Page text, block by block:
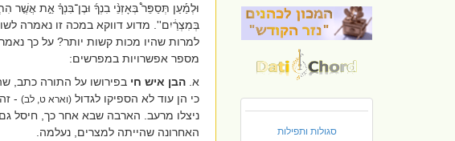
סגולות ותפילות
וּלְמַ֡עַן תְּסַפֵּר֩ בְּאָזְנֵ֨י בִנְךָ֜ וּבֶן־בִּנְךָ֗ אֵ֣ת אֲשֶׁ֤ר
בְּמִצְרַ֔יִם''. מדוע דווקא במכה זו נאמרה לשון
למרות שהיו מכות קשות יותר? על כך
מספר אפשרויות במפרשים:
א. הבן איש חי בפירושו על התורה כתב,
כי הן עוד לא הספיקו לגדול (וארא ט, לב) -
ניצלו מרעב. הארבה שבא אחר כך, חיסל
האחרונה שהייתה למצרים, נעלמה.